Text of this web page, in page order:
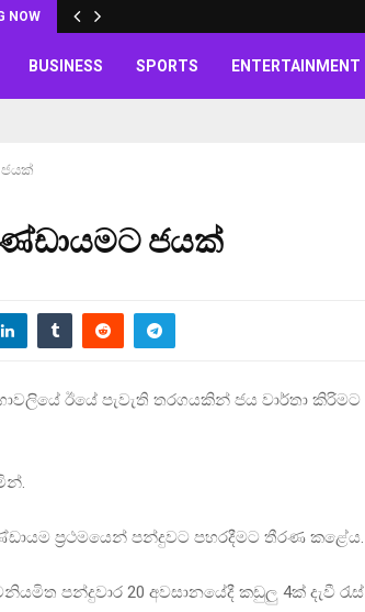
NOW
BUSINESS SPORTS ENTERTAINMENT
ජයක්
ජයක්
ඊයේ පැවැති තරගයකින් ජය වාර්තා කිරිමට
ප්‍රථමයෙන් පන්දුවට පහරදීමට තීරණ කළේය.
පන්දුවාර 20 අවසානයේදී කඩුලු 4ක් දැවී රැස්